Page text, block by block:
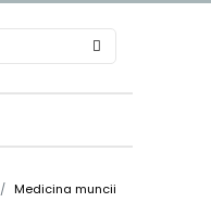
Medicina muncii